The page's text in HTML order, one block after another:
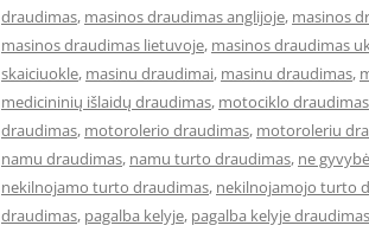
draudimas, masinos draudimas anglijoje, masinos
masinos draudimas lietuvoje, masinos draudimas
skaiciuokle, masinu draudimai, masinu draudimas,
medicininių išlaidų draudimas, motociklo draudimas
draudimas, motorolerio draudimas, motoroleriu
namu draudimas, namu turto draudimas, ne
nekilnojamo turto draudimas, nekilnojamojo turto
draudimas, pagalba kelyje, pagalba kelyje draudimas